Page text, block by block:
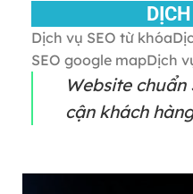
Dịch vụ SEO từ
SEO google mapDịch
Website
cận khách